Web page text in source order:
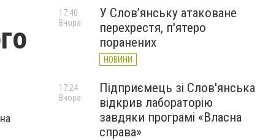
У Слов’янську атаковане
перехрестя, п'ятеро
поранених
НОВИНИ
17:40
Вчора
Підприємець зі Слов'янська
відкрив лабораторію
завдяки програмі «Власна
справа»
17:24
Вчора